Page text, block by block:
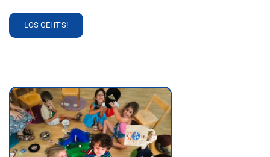
READ
MORE
–
NEUE
SETS!
LOS GEHT'S!